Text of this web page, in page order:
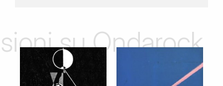
su Ondarock